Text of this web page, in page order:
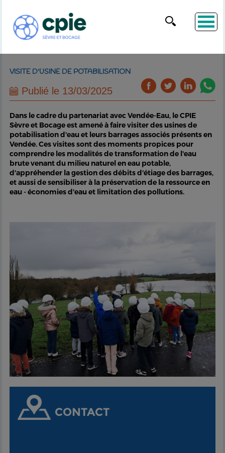
VISITE D'USINE DE POTABILISATION
Publié le 13/03/2025
Dans le cadre du partenariat avec Vendée-Eau, le CPIE
Sèvre et Bocage est amené à faire visiter des usines de
potabilisation d'eau et leurs barrages associés présents en
Vendée. Ces visites sont des moments propices pour
comprendre les modalités de transformation de l'eau
brute venant du milieu naturel en eau potable,
d'appréhender la gestion des débits d'étiage des barrages,
et aussi de sensibiliser à la préservation de la ressource en
eau - économies d'eau et limitation des pollutions.
CONTACT